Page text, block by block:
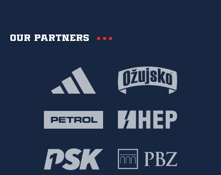
Our partners